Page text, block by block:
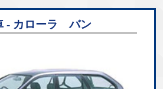
- カローラ バン